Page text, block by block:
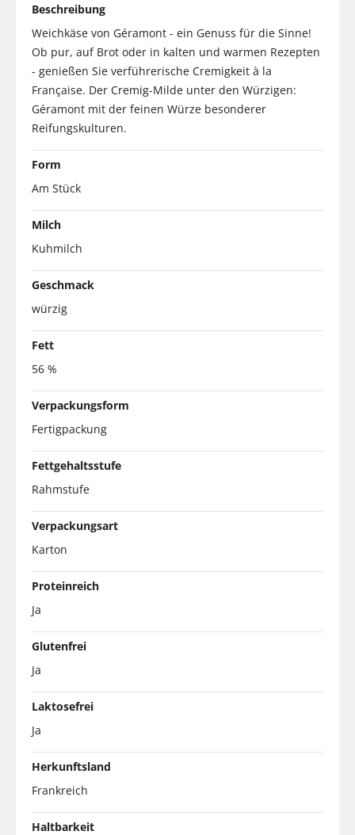
Beschreibung
Weichkäse von Géramont - ein Genuss für die Sinne!
Ob pur, auf Brot oder in kalten und warmen Rezepten
- genießen Sie verführerische Cremigkeit à la
Française. Der Cremig-Milde unter den Würzigen:
Géramont mit der feinen Würze besonderer
Reifungskulturen.
Form
Am Stück
Milch
Kuhmilch
Geschmack
würzig
Fett
56 %
Verpackungsform
Fertigpackung
Fettgehaltsstufe
Rahmstufe
Verpackungsart
Karton
Proteinreich
Ja
Glutenfrei
Ja
Laktosefrei
Ja
Herkunftsland
Frankreich
Haltbarkeit